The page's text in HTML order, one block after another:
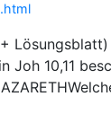
10,11